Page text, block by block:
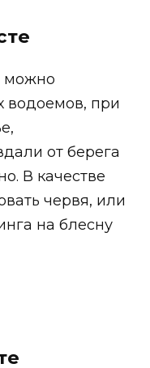
можно
водоемов, при
от берега
В качестве
червя, или
на блесну